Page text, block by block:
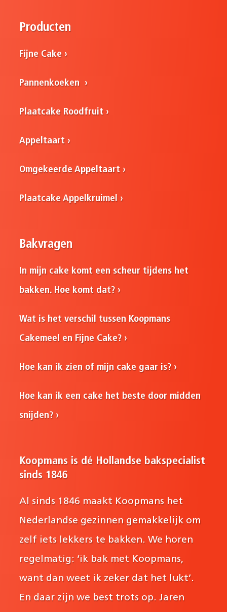
Producten
Fijne Cake
Pannenkoeken
Plaatcake Roodfruit
Appeltaart
Omgekeerde Appeltaart
Plaatcake Appelkruimel
Bakvragen
In mijn cake komt een scheur tijdens het
bakken. Hoe komt dat?
Wat is het verschil tussen Koopmans
Cakemeel en Fijne Cake?
Hoe kan ik zien of mijn cake gaar is?
Hoe kan ik een cake het beste door midden
snijden?
Koopmans is dé Hollandse bakspecialist
sinds 1846
Al sinds 1846 maakt Koopmans het
Nederlandse gezinnen gemakkelijk om
zelf iets lekkers te bakken. We horen
regelmatig: ‘ik bak met Koopmans,
want dan weet ik zeker dat het lukt’.
En daar zijn we best trots op. Jaren